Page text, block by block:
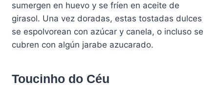
sumergen en huevo y se fríen en aceite de
girasol. Una vez doradas, estas tostadas dulces
se espolvorean con azúcar y canela, o incluso se
cubren con algún jarabe azucarado.
Toucinho do Céu